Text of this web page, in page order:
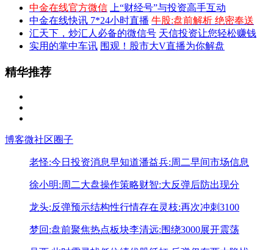
中金在线官方微信
上“财经号”与投资高手互动
中金在线快讯 7*24小时直播 牛股:盘前解析 绝密奉送
汇天下，炒汇人必备的微信号 天信投资让您轻松赚钱
实用的掌中车讯 围观！股市大V直播为你解盘
精华推荐
博客微社区圈子
老怪:今日投资消息早知道潘益兵:周二早间市场信息
徐小明:周二大盘操作策略财智:大反弹后防出现分
龙头:反弹预示结构性行情存在灵枝:再次冲刺3100
梦回:盘前聚焦热点板块李清远:围绕3000展开震荡